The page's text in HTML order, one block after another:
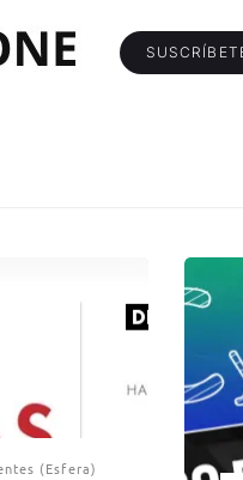
(Esfera)